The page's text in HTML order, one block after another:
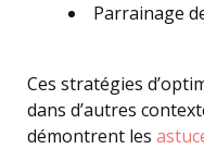
Parrainage
Ces stratégies
dans d’autres
démontrent les